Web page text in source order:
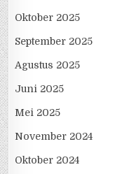
Oktober 2025
September 2025
Agustus 2025
Juni 2025
Mei 2025
November 2024
Oktober 2024